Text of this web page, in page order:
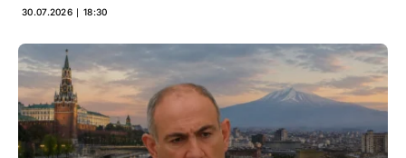
30.07.2026 ∣ 18:30